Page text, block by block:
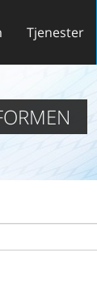
Tjenester